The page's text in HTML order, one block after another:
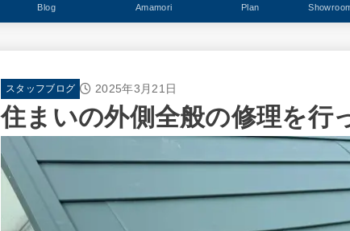
Blog Amamori Plan
スタッフブログ 2025年3月21日
住まいの外側全般の修理を行